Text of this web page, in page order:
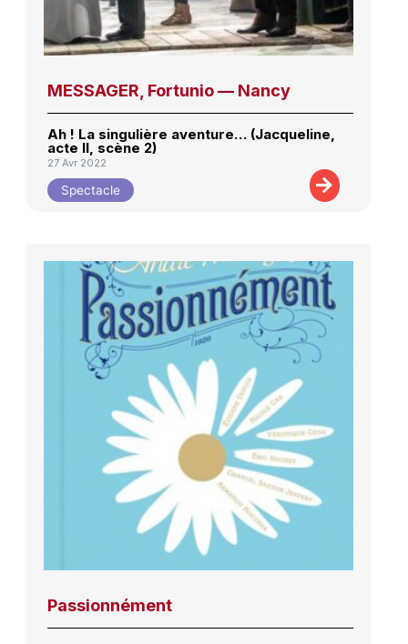
MESSAGER, Fortunio — Nancy
Ah ! La singulière aventure… (Jacqueline,
acte II, scène 2)
27 Avr 2022
Spectacle
Passionnément